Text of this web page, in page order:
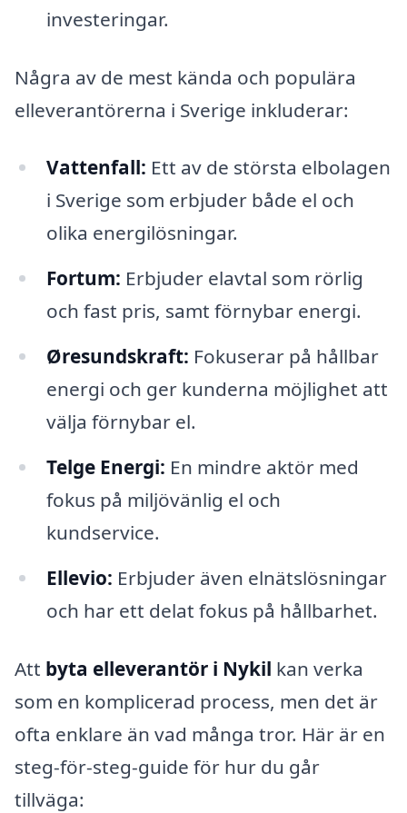
investeringar.
Några av de mest kända och populära
elleverantörerna i Sverige inkluderar:
Vattenfall: Ett av de största elbolagen
i Sverige som erbjuder både el och
olika energilösningar.
Fortum: Erbjuder elavtal som rörlig
och fast pris, samt förnybar energi.
Øresundskraft: Fokuserar på hållbar
energi och ger kunderna möjlighet att
välja förnybar el.
Telge Energi: En mindre aktör med
fokus på miljövänlig el och
kundservice.
Ellevio: Erbjuder även elnätslösningar
och har ett delat fokus på hållbarhet.
Att byta elleverantör i Nykil kan verka
som en komplicerad process, men det är
ofta enklare än vad många tror. Här är en
steg-för-steg-guide för hur du går
tillväga: